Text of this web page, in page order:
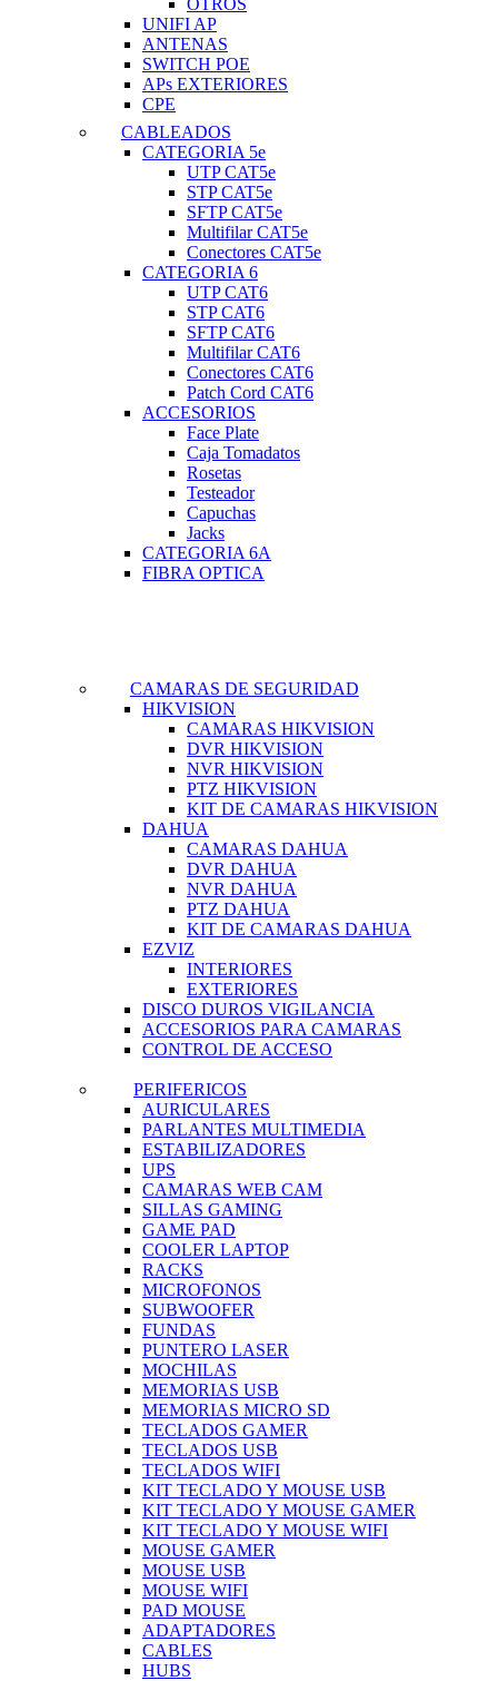
UNIFI AP
ANTENAS
SWITCH POE
APs EXTERIORES
CPE
CABLEADOS
CATEGORIA 5e
UTP CAT5e
STP CAT5e
SFTP CAT5e
Multifilar CAT5e
Conectores CAT5e
CATEGORIA 6
UTP CAT6
STP CAT6
SFTP CAT6
Multifilar CAT6
Conectores CAT6
Patch Cord CAT6
ACCESORIOS
Face Plate
Caja Tomadatos
Rosetas
Testeador
Capuchas
Jacks
CATEGORIA 6A
FIBRA OPTICA
CAMARAS DE SEGURIDAD
HIKVISION
CAMARAS HIKVISION
DVR HIKVISION
NVR HIKVISION
PTZ HIKVISION
KIT DE CAMARAS HIKVISION
DAHUA
CAMARAS DAHUA
DVR DAHUA
NVR DAHUA
PTZ DAHUA
KIT DE CAMARAS DAHUA
EZVIZ
INTERIORES
EXTERIORES
DISCO DUROS VIGILANCIA
ACCESORIOS PARA CAMARAS
CONTROL DE ACCESO
PERIFERICOS
AURICULARES
PARLANTES MULTIMEDIA
ESTABILIZADORES
UPS
CAMARAS WEB CAM
SILLAS GAMING
GAME PAD
COOLER LAPTOP
RACKS
MICROFONOS
SUBWOOFER
FUNDAS
PUNTERO LASER
MOCHILAS
MEMORIAS USB
MEMORIAS MICRO SD
TECLADOS GAMER
TECLADOS USB
TECLADOS WIFI
KIT TECLADO Y MOUSE USB
KIT TECLADO Y MOUSE GAMER
KIT TECLADO Y MOUSE WIFI
MOUSE GAMER
MOUSE USB
MOUSE WIFI
PAD MOUSE
ADAPTADORES
CABLES
HUBS